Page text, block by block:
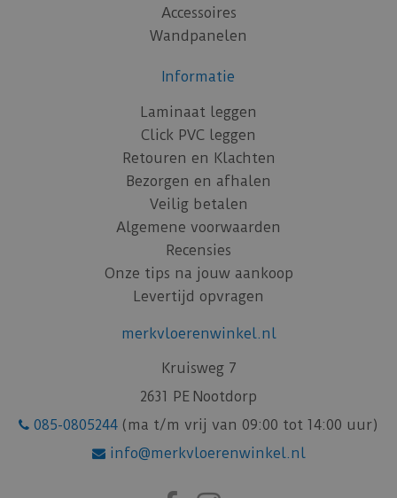
Accessoires
Wandpanelen
Informatie
Laminaat leggen
Click PVC leggen
Retouren en Klachten
Bezorgen en afhalen
Veilig betalen
Algemene voorwaarden
Recensies
Onze tips na jouw aankoop
Levertijd opvragen
merkvloerenwinkel.nl
Kruisweg 7
2631 PE Nootdorp
085-0805244 (ma t/m vrij van 09:00 tot 14:00 uur)
info@merkvloerenwinkel.nl